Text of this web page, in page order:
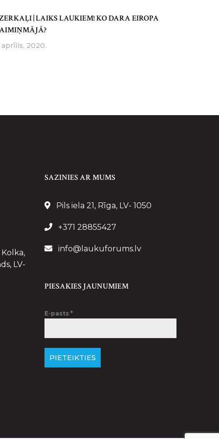
| LAIKS LAUKIEM! KO DARA EIROPA
aprīlis, 2020.
LV-
SAZINIES AR MUMS
Pils iela 21, Rīga, LV- 1050
+371 28855427
info@laukuforums.lv
PIESAKIES JAUNUMIEM
E-pasts *
PIETEIKTIES